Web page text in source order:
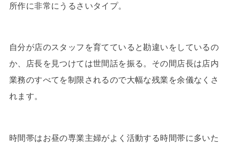
所作に非常にうるさいタイプ。
自分が店のスタッフを育てていると勘違いをしているの
か、店長を見つけては世間話を振る。その間店長は店内
業務のすべてを制限されるので大幅な残業を余儀なくさ
れます。
時間帯はお昼の専業主婦がよく活動する時間帯に多いた